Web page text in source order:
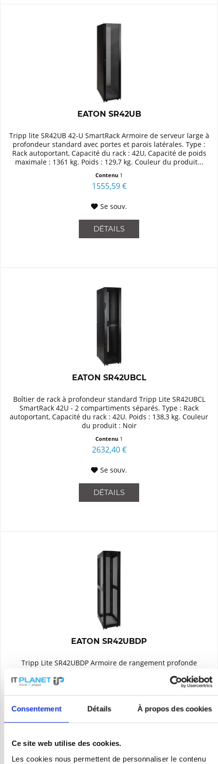
Consentement Détails À propos des cookies
Ce site web utilise des cookies.
Les cookies nous permettent de personnaliser le contenu
EATON SR42UB
Tripp lite SR42UB 42-U SmartRack Armoire de serveur large à
profondeur standard avec portes et parois latérales. Type :
Rack autoportant, Capacité du rack : 42U, Capacité de poids
maximale : 1361 kg. Poids : 129,7 kg. Couleur du produit...
Contenu 1
1555,59 €
Se souv.
DÉTAILS
EATON SR42UBCL
Boîtier de rack à profondeur standard Tripp Lite SR42UBCL
SmartRack 42U - 2 compartiments séparés. Type : Rack
autoportant, Capacité du rack : 42U. Poids : 138,3 kg. Couleur
du produit : Noir
Contenu 1
2632,40 €
Se souv.
DÉTAILS
EATON SR42UBDP
Tripp Lite SR42UBDP Armoire de rangement profonde
autoportant, Capacité du rack : 42U, Capacité de poids
maximale : 1361 kg. Poids : 142,9 kg. Couleur du produit : Noir
2001,51 €
DÉTAILS